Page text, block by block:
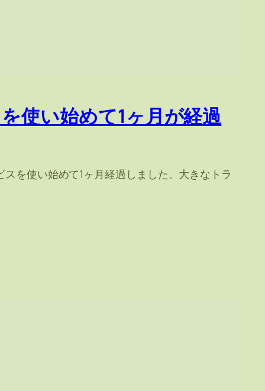
使い始めて1ヶ月が経過
を使い始めて1ヶ月経過しました。大きなトラ